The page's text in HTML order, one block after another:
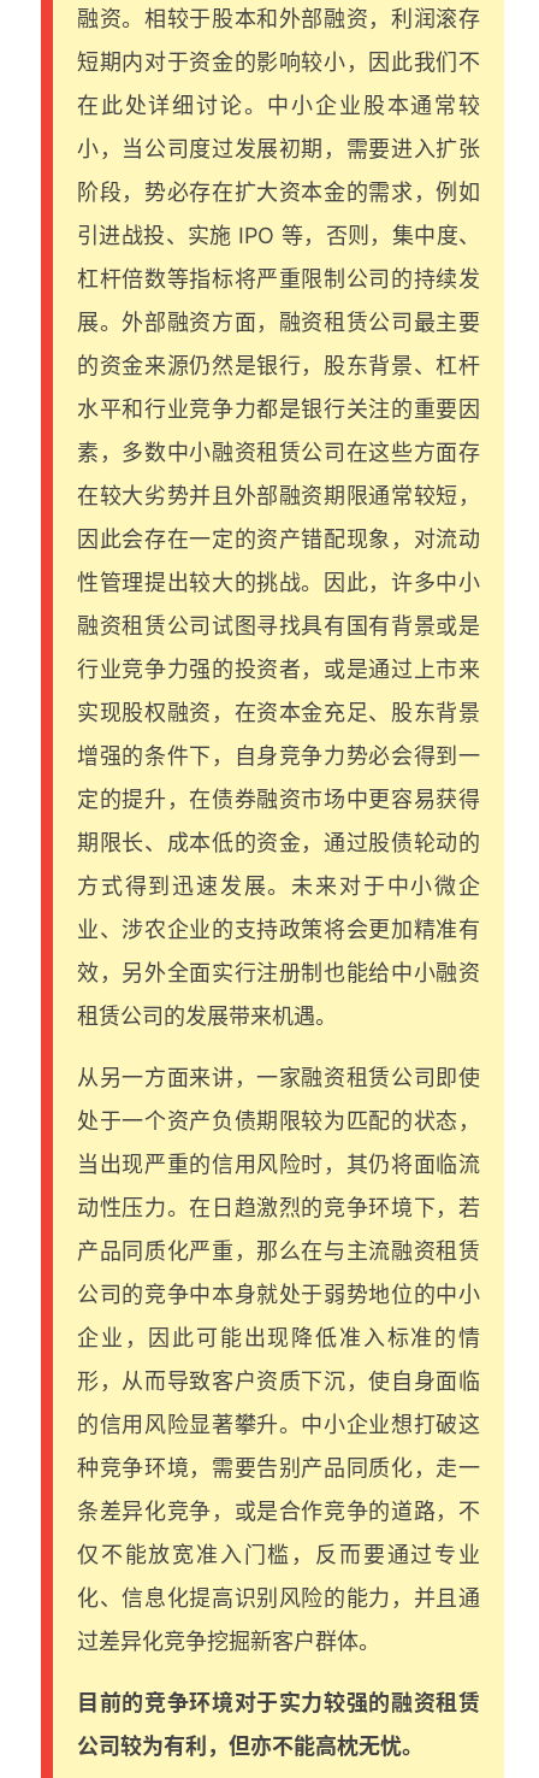
融资。相较于股本和外部融资，利润滚存
短期内对于资金的影响较小，因此我们不
在此处详细讨论。中小企业股本通常较
小，当公司度过发展初期，需要进入扩张
阶段，势必存在扩大资本金的需求，例如
引进战投、实施 IPO 等，否则，集中度、
杠杆倍数等指标将严重限制公司的持续发
展。外部融资方面，融资租赁公司最主要
的资金来源仍然是银行，股东背景、杠杆
水平和行业竞争力都是银行关注的重要因
素，多数中小融资租赁公司在这些方面存
在较大劣势并且外部融资期限通常较短，
因此会存在一定的资产错配现象，对流动
性管理提出较大的挑战。因此，许多中小
融资租赁公司试图寻找具有国有背景或是
行业竞争力强的投资者，或是通过上市来
实现股权融资，在资本金充足、股东背景
增强的条件下，自身竞争力势必会得到一
定的提升，在债券融资市场中更容易获得
期限长、成本低的资金，通过股债轮动的
方式得到迅速发展。未来对于中小微企
业、涉农企业的支持政策将会更加精准有
效，另外全面实行注册制也能给中小融资
租赁公司的发展带来机遇。
从另一方面来讲，一家融资租赁公司即使
处于一个资产负债期限较为匹配的状态，
当出现严重的信用风险时，其仍将面临流
动性压力。在日趋激烈的竞争环境下，若
产品同质化严重，那么在与主流融资租赁
公司的竞争中本身就处于弱势地位的中小
企业，因此可能出现降低准入标准的情
形，从而导致客户资质下沉，使自身面临
的信用风险显著攀升。中小企业想打破这
种竞争环境，需要告别产品同质化，走一
条差异化竞争，或是合作竞争的道路，不
仅不能放宽准入门槛，反而要通过专业
化、信息化提高识别风险的能力，并且通
过差异化竞争挖掘新客户群体。
目前的竞争环境对于实力较强的融资租赁
公司较为有利，但亦不能高枕无忧。